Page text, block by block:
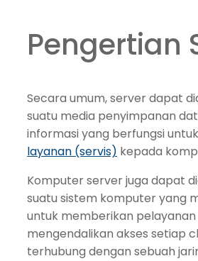
Pengertian
Secara umum, server dapat
suatu media penyimpanan
informasi yang berfungsi
layanan (servis) kepada
Komputer server juga dapat
suatu sistem komputer yang
untuk memberikan
mengendalikan akses setiap
terhubung dengan sebuah